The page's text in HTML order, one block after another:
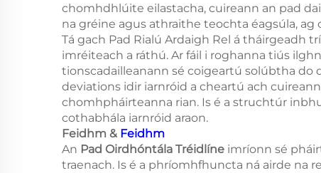
chomhdhlúite eilastacha, cuireann an pad
na gréine agus athraithe teochta éagsúla,
Tá gach Pad Rialú Ardaigh Rel á
imréiteach a ráthú. Ar fáil i roghanna tiús
tionscadailleanann sé coigeartú solúbtha do
deviations idir iarnróid a cheartú ach
chomhpháirteanna rian. Is é a struchtúr
cothabhála iarnróid araon.
Feidhm & Feidhm
An Pad Oirdhóntála Tréidlíne imríonn sé
traenach. Is é a phríomhfhuncta ná airde na